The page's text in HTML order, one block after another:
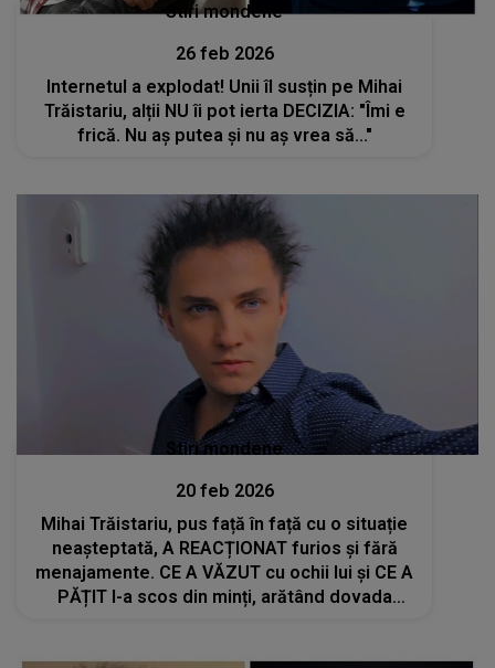
Stiri mondene
26 feb 2026
Internetul a explodat! Unii îl susțin pe Mihai
Trăistariu, alții NU îi pot ierta DECIZIA: "Îmi e
frică. Nu aș putea și nu aș vrea să..."
Stiri mondene
20 feb 2026
Mihai Trăistariu, pus față în față cu o situație
neașteptată, A REACȚIONAT furios și fără
menajamente. CE A VĂZUT cu ochii lui și CE A
PĂȚIT l-a scos din minți, arătând dovada